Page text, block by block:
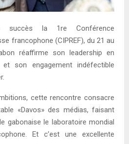
succès la 1re Conférence
francophone (CIPREF), du 21 au
réaffirme son leadership en
et son engagement indéfectible
cette rencontre consacre
«Davos» des médias, faisant
gabonaise le laboratoire mondial
Et c’est une excellente